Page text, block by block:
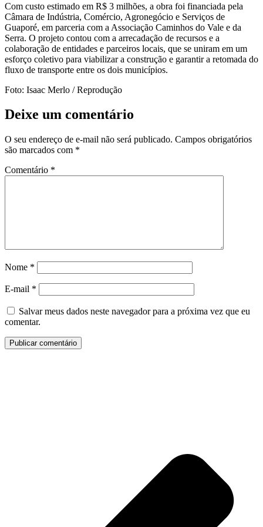
Com custo estimado em R$ 3 milhões, a obra foi financiada pela
Câmara de Indústria, Comércio, Agronegócio e Serviços de
Guaporé, em parceria com a Associação Caminhos do Vale e da
Serra. O projeto contou com a arrecadação de recursos e a
colaboração de entidades e parceiros locais, que se uniram em um
esforço coletivo para viabilizar a construção e garantir a retomada do
fluxo de transporte entre os dois municípios.
Foto: Isaac Merlo / Reprodução
Deixe um comentário
O seu endereço de e-mail não será publicado. Campos obrigatórios
são marcados com *
Comentário *
Nome *
E-mail *
Salvar meus dados neste navegador para a próxima vez que eu
comentar.